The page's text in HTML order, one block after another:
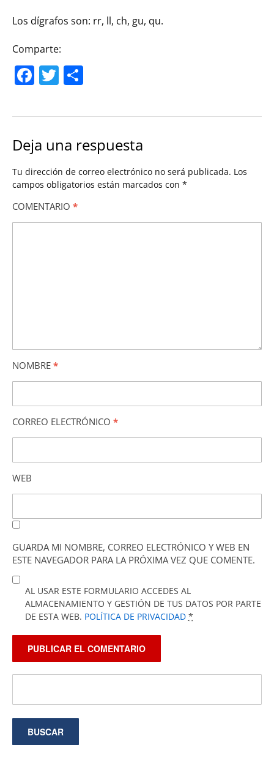
Los dígrafos son: rr, ll, ch, gu, qu.
Comparte:
Facebook
Twitter
Deja una respuesta
Tu dirección de correo electrónico no será publicada. Los
campos obligatorios están marcados con *
COMENTARIO *
NOMBRE *
CORREO ELECTRÓNICO *
WEB
GUARDA MI NOMBRE, CORREO ELECTRÓNICO Y WEB EN
ESTE NAVEGADOR PARA LA PRÓXIMA VEZ QUE COMENTE.
AL USAR ESTE FORMULARIO ACCEDES AL
ALMACENAMIENTO Y GESTIÓN DE TUS DATOS POR PARTE
DE ESTA WEB. POLÍTICA DE PRIVACIDAD *